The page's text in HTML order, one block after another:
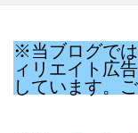
※当ブログで
ィリエイト広
しています。